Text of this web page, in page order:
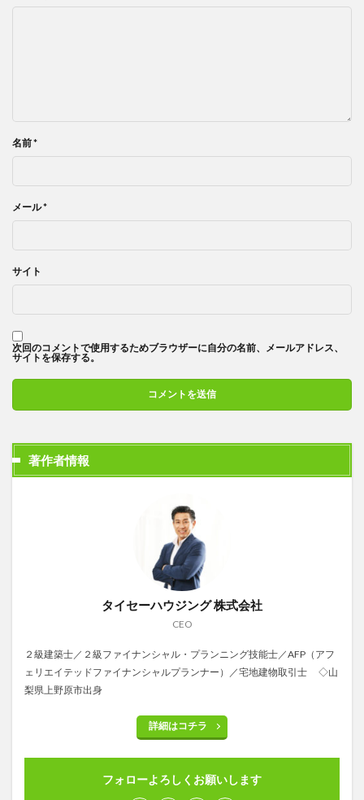
名前*
メール*
サイト
次回のコメントで使用するためブラウザーに自分の名前、メールアドレス、
サイトを保存する。
著作者情報
タイセーハウジング 株式会社
CEO
２級建築士／２級ファイナンシャル・プランニング技能士／AFP（アフ
ェリエイテッドファイナンシャルプランナー）／宅地建物取引士 ◇山
梨県上野原市出身
詳細はコチラ
フォローよろしくお願いします